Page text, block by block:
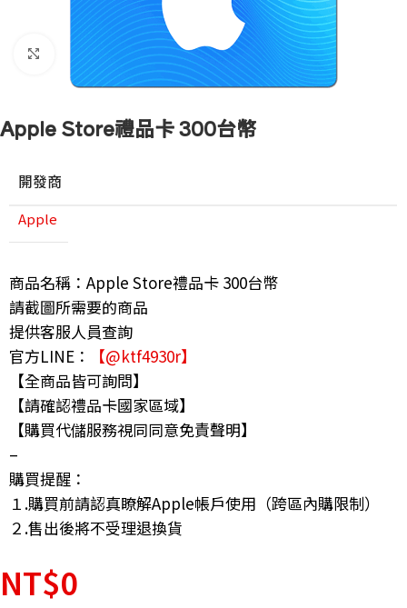
點擊放大
Apple Store禮品卡 300台幣
開發商
Apple
商品名稱：Apple Store禮品卡 300台幣
請截圖所需要的商品
提供客服人員查詢
官方LINE：
【@ktf4930r】
【全商品皆可詢問】
【請確認禮品卡國家區域】
【購買代儲服務視同同意免責聲明】
–
購買提醒：
１.購買前請認真瞭解Apple帳戶使用（跨區內購限制）
２.售出後將不受理退換貨
NT$0